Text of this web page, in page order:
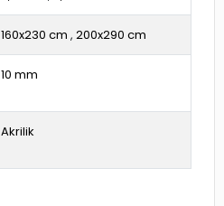
160x230 cm , 200x290 cm
10 mm
Akrilik